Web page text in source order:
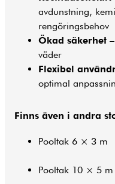
avdunstning,
rengöringsbehov
Ökad säkerhet
väder
Flexibel
optimal
Finns även i andra
Pooltak 6 × 3 m
Pooltak 10 × 5 m